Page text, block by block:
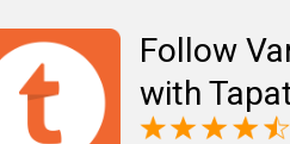
Follow
with